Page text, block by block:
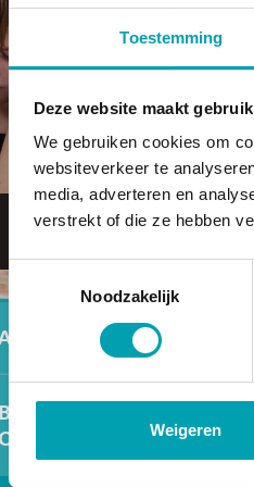
Toestemming
Deze website maakt
We gebruiken cookies om
websiteverkeer te
media, adverteren en
verstrekt of die ze hebben
Toestemmingsselectie
Noodzakelijk
Weigeren
Naar
Secundair menu
Buitenschoolse
Opvang